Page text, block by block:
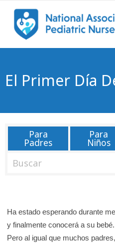
El Primer Día
Para
Padres
Para
Niños
a
r
e
Ha estado esperando durante
y finalmente conocerá a su bebé.
Pero al igual que muchos